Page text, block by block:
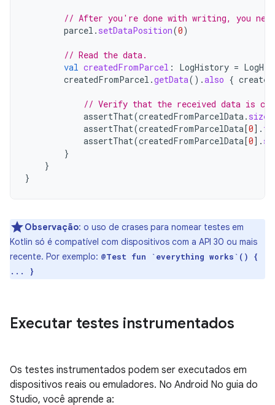
// After you're done with writing, you
parcel . setDataPosition(0)
// Read the data.
val createdFromParcel : LogHistory =
createdFromParcel .getData().also {
// Verify that the received data is
assertThat(createdFromParcelData. size
assertThat(createdFromParcelData[0] .
assertThat(createdFromParcelData[0] .
}
}
}
Observação: o uso de crases para nomear testes em
Kotlin só é compatível com dispositivos com a API 30 ou mais
recente. Por exemplo: @Test fun `everything works`() {
... }
Executar testes instrumentados
Os testes instrumentados podem ser executados em
dispositivos reais ou emuladores. No Android No guia do
Studio, você aprende a: